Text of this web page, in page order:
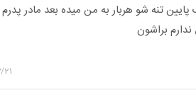
تنه شو هربار به من میده بعد مادر
براشون